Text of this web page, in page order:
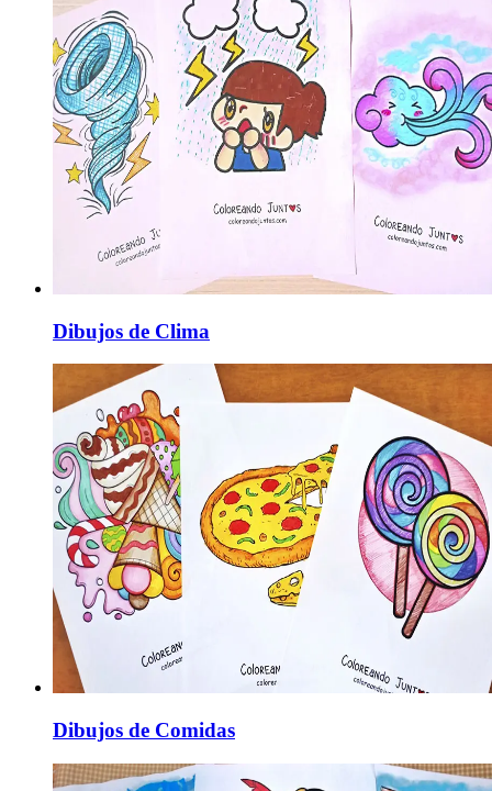
Dibujos de Clima
Dibujos de Comidas